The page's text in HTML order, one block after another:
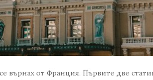
върнах от Франция. Първите две